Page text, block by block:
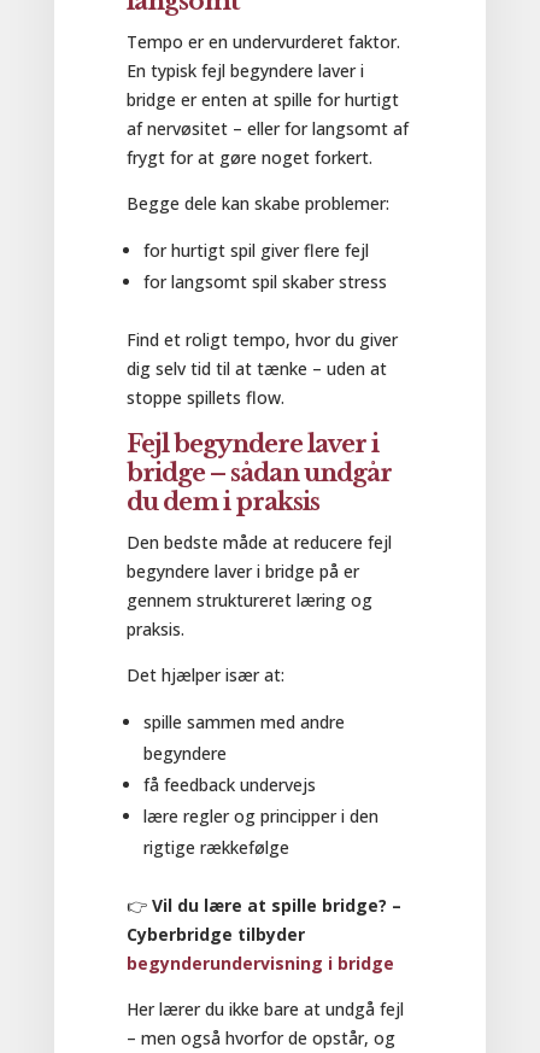
Tempo er en undervurderet faktor.
En typisk fejl begyndere laver i
bridge er enten at spille for hurtigt
af nervøsitet – eller for langsomt af
frygt for at gøre noget forkert.
Begge dele kan skabe problemer:
for hurtigt spil giver flere fejl
for langsomt spil skaber stress
Find et roligt tempo, hvor du giver
dig selv tid til at tænke – uden at
stoppe spillets flow.
Fejl begyndere laver i
bridge – sådan undgår
du dem i praksis
Den bedste måde at reducere fejl
begyndere laver i bridge på er
gennem struktureret læring og
praksis.
Det hjælper især at:
spille sammen med andre
begyndere
få feedback undervejs
lære regler og principper i den
rigtige rækkefølge
👉 Vil du lære at spille bridge? –
Cyberbridge tilbyder
begynderundervisning i bridge
Her lærer du ikke bare at undgå fejl
– men også hvorfor de opstår, og